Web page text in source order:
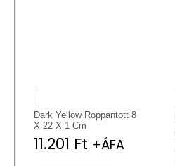
Dark Yellow Roppantott 8
X 22 X 1 Cm
11.201 Ft +ÁFA